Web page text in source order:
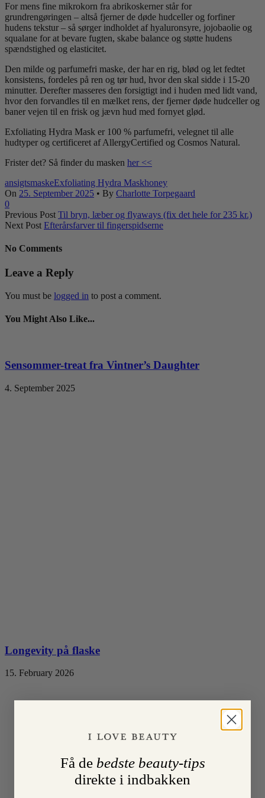
For mens fine mikrokorn fra abrikoskerner står for
grundrengøringen – altså fjerner de døde hudceller og forfiner
hudens tekstur – så sørger indholdet af hyaluronsyre, jojobaolie og
squalane for at bevare fugten, skabe balance og støtte hudens
spændstighed og elasticitet.
Den milde og parfumefri maske, der har en rig, blød og let fedtet
konsistens, fordeles på ren og tør hud, hvor den skal sidde i 15-20
minutter. Derefter masseres den forsigtigt ind i huden med lidt vand,
hvor den forvandles til en mælket rens, der fjerner døde hudceller og
baner vejen til en frisk og jævn hud med fornyet glød.
Exfoliating Hydra Mask er 100 % parfumefri, velegnet til alle
hudtyper og certificeret af AllergyCertified og Cosmos Natural.
Frister det? Så finder du masken her <<
ansigtsmaskeExfoliating Hydra Maskhoney
On 25. September 2025 • By Charlotte Torpegaard
0
Previous Post Til bryn, læber og flyaways (fix det hele for 235 kr.)
Next Post Efterårsfarver til fingerspidserne
No Comments
Leave a Reply
You must be logged in to post a comment.
You Might Also Like...
Sensommer-treat fra Vintner’s Daughter
4. September 2025
Longevity på flaske
15. February 2026
Få de bedste beauty-tips
direkte i indbakken